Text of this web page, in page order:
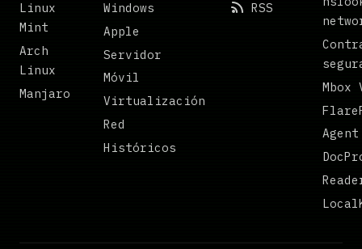
Linux
Mint
Arch
Linux
Manjaro
Windows
Apple
Servidor
Móvil
Virtualización
Red
Históricos
RSS
Mbox
Agent